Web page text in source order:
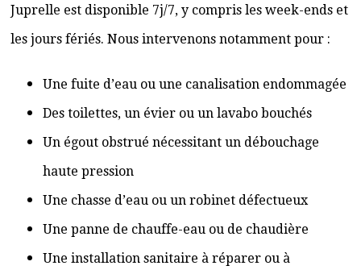
Juprelle est disponible 7j/7, y compris les week-ends et
les jours fériés. Nous intervenons notamment pour :
Une fuite d’eau ou une canalisation endommagée
Des toilettes, un évier ou un lavabo bouchés
Un égout obstrué nécessitant un débouchage
haute pression
Une chasse d’eau ou un robinet défectueux
Une panne de chauffe-eau ou de chaudière
Une installation sanitaire à réparer ou à